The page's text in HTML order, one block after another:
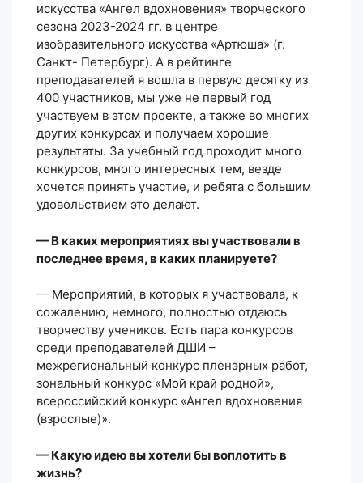
искусства «Ангел вдохновения» творческого
сезона 2023-2024 гг. в центре
изобразительного искусства «Артюша» (г.
Санкт- Петербург). А в рейтинге
преподавателей я вошла в первую десятку из
400 участников, мы уже не первый год
участвуем в этом проекте, а также во многих
других конкурсах и получаем хорошие
результаты. За учебный год проходит много
конкурсов, много интересных тем, везде
хочется принять участие, и ребята с большим
удовольствием это делают.
— В каких мероприятиях вы участвовали в
последнее время, в каких планируете?
— Мероприятий, в которых я участвовала, к
сожалению, немного, полностью отдаюсь
творчеству учеников. Есть пара конкурсов
среди преподавателей ДШИ –
межрегиональный конкурс пленэрных работ,
зональный конкурс «Мой край родной»,
всероссийский конкурс «Ангел вдохновения
(взрослые)».
— Какую идею вы хотели бы воплотить в
жизнь?